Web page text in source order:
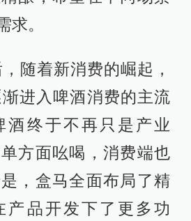
求。
随着新消费的崛起，
进入啤酒消费的主流
酒终于不再只是产业
方面吆喝，消费端也
，盒马全面布局了精
产品开发下了更多功